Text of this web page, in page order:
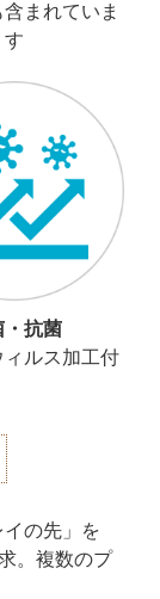
まれていま
す
・抗菌
ルス加工付
の先」を
。複数のプ